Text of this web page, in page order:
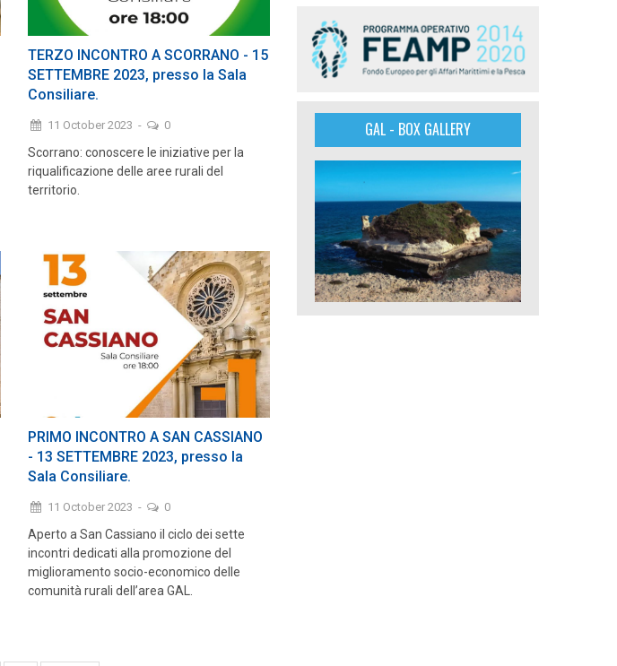
TERZO INCONTRO A SCORRANO - 15
SETTEMBRE 2023, presso la Sala
Consiliare.
11 October 2023 - 0
Scorrano: conoscere le iniziative per la
riqualificazione delle aree rurali del
territorio.
PRIMO INCONTRO A SAN CASSIANO
- 13 SETTEMBRE 2023, presso la
Sala Consiliare.
11 October 2023 - 0
Aperto a San Cassiano il ciclo dei sette
incontri dedicati alla promozione del
miglioramento socio-economico delle
comunità rurali dell’area GAL.
GAL - BOX GALLERY